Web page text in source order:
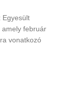
Egyesült
amely február
vonatkozó